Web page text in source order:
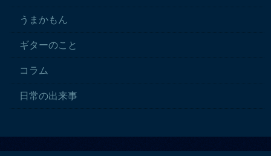
うまかもん
ギターのこと
コラム
日常の出来事